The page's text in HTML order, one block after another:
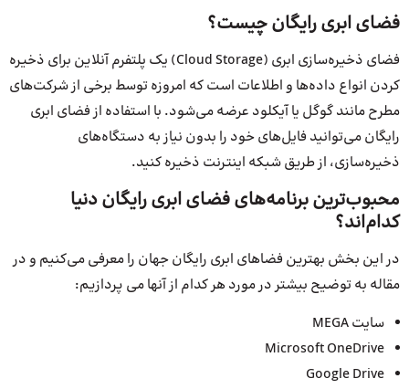
فضای ابری رایگان چیست؟
فضای ذخیره‌سازی ابری (Cloud Storage) یک پلتفرم آنلاین برای ذخیره‌
کردن انواع داده‌ها و اطلاعات است که امروزه توسط برخی از شرکت‌های
مطرح مانند گوگل یا آیکلود عرضه می‌شود. با استفاده از فضای ابری
رایگان می‌توانید فایل‌های خود را بدون نیاز به دستگاه‌های
ذخیره‌سازی، از طریق شبکه اینترنت ذخیره کنید.
محبوب‌ترین برنامه‌های فضای ابری رایگان دنیا
کدام‌اند؟
در این بخش بهترین فضاهای ابری رایگان جهان را معرفی می‌کنیم و در
مقاله به توضیح بیشتر در مورد هر کدام از آنها می پردازیم:
سایت MEGA
Microsoft OneDrive
Google Drive